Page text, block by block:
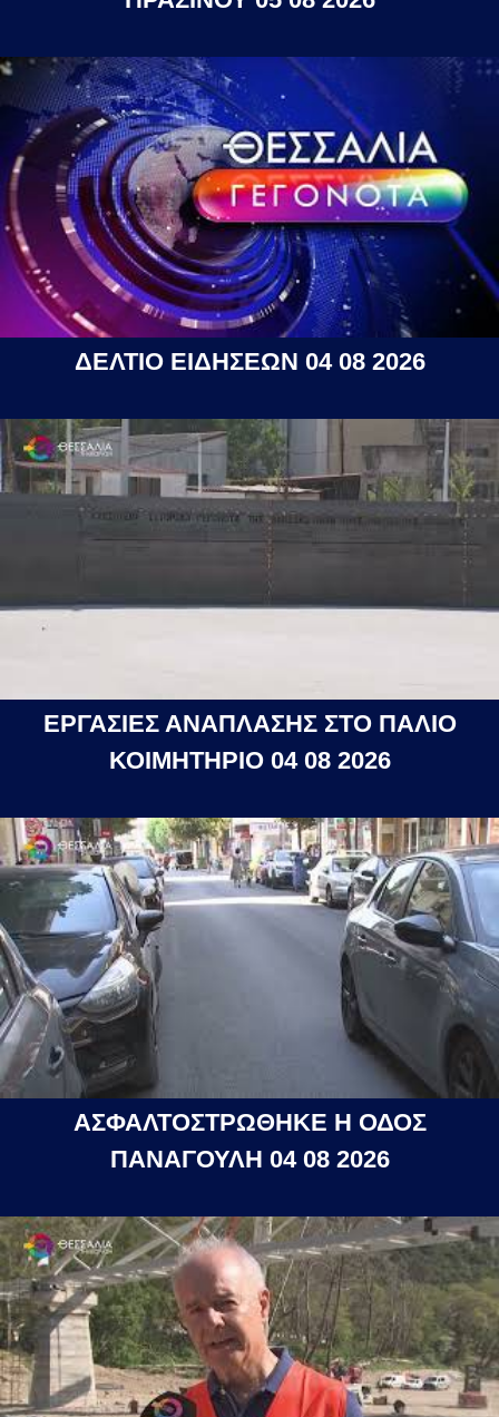
ΔΕΛΤΙΟ ΕΙΔΗΣΕΩΝ 04 08 2026
ΕΡΓΑΣΙΕΣ ΑΝΑΠΛΑΣΗΣ ΣΤΟ ΠΑΛΙΟ
ΚΟΙΜΗΤΗΡΙΟ 04 08 2026
ΑΣΦΑΛΤΟΣΤΡΩΘΗΚΕ Η ΟΔΟΣ
ΠΑΝΑΓΟΥΛΗ 04 08 2026